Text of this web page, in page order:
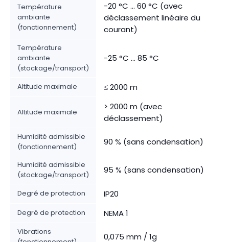
Température
ambiante
(fonctionnement)
-20 °C ... 60 °C (avec
déclassement linéaire du
courant)
Température
ambiante
(stockage/transport)
-25 °C ... 85 °C
Altitude maximale ≤ 2000 m
Altitude maximale
> 2000 m (avec
déclassement)
Humidité admissible
(fonctionnement)
90 % (sans condensation)
Humidité admissible
(stockage/transport)
95 % (sans condensation)
Degré de protection IP20
Degré de protection NEMA 1
Vibrations
0,075 mm / 1g